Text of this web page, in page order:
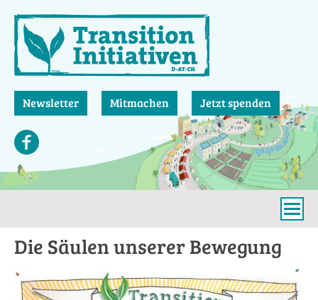
zum
Inhalt
Newsletter Mitmachen Jetzt spenden
Die Säulen unserer Bewegung